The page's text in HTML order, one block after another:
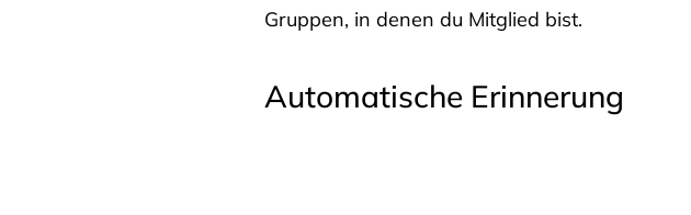
Gruppen, in denen du Mitglied bist.
Automatische Erinnerung